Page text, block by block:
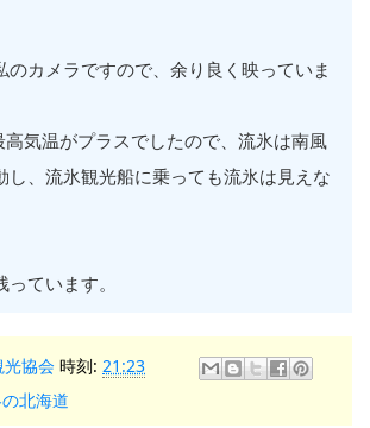
のカメラですので、余り良く映っていま
気温がプラスでしたので、流氷は南風
し、流氷観光船に乗っても流氷は見えな
ています。
光協会 時刻: 21:23
北海道